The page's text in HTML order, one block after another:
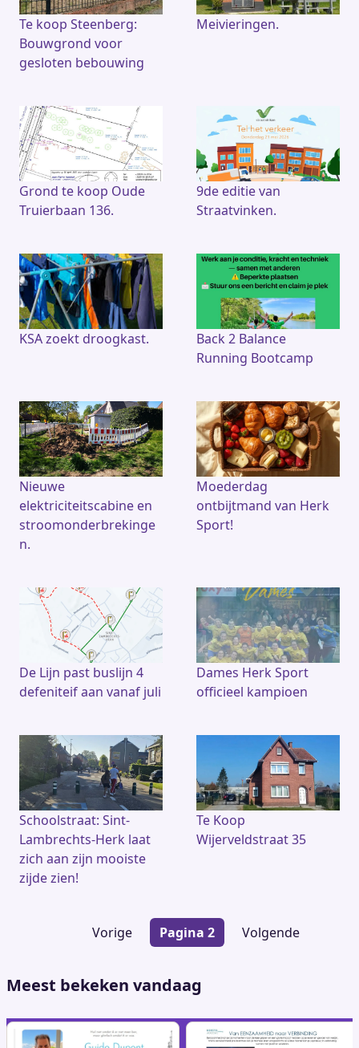
Te koop Steenberg:
Bouwgrond voor
gesloten bebouwing
Meivieringen.
Grond te koop Oude
Truierbaan 136.
9de editie van
Straatvinken.
KSA zoekt droogkast.
Back 2 Balance
Running Bootcamp
Nieuwe
elektriciteitscabine en
stroomonderbrekinge
n.
Moederdag
ontbijtmand van Herk
Sport!
De Lijn past buslijn 4
defeniteif aan vanaf juli
Dames Herk Sport
officieel kampioen
Schoolstraat: Sint-
Lambrechts-Herk laat
zich aan zijn mooiste
zijde zien!
Te Koop
Wijerveldstraat 35
Vorige
Vorige Pagina 2
Volgende
Volgende
Meest bekeken vandaag